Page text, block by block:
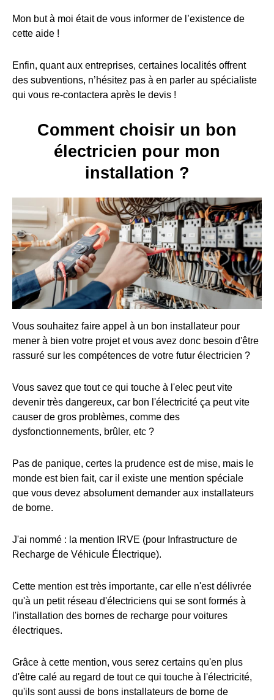
Mon but à moi était de vous informer de l’existence de
cette aide !
Enfin, quant aux entreprises, certaines localités offrent
des subventions, n’hésitez pas à en parler au spécialiste
qui vous re-contactera après le devis !
Comment choisir un bon
électricien pour mon
installation ?
Vous souhaitez faire appel à un bon installateur pour
mener à bien votre projet et vous avez donc besoin d'être
rassuré sur les compétences de votre futur électricien ?
Vous savez que tout ce qui touche à l'elec peut vite
devenir très dangereux, car bon l'électricité ça peut vite
causer de gros problèmes, comme des
dysfonctionnements, brûler, etc ?
Pas de panique, certes la prudence est de mise, mais le
monde est bien fait, car il existe une mention spéciale
que vous devez absolument demander aux installateurs
de borne.
J'ai nommé : la mention IRVE (pour Infrastructure de
Recharge de Véhicule Électrique).
Cette mention est très importante, car elle n'est délivrée
qu'à un petit réseau d'électriciens qui se sont formés à
l'installation des bornes de recharge pour voitures
électriques.
Grâce à cette mention, vous serez certains qu'en plus
d'être calé au regard de tout ce qui touche à l'électricité,
qu'ils sont aussi de bons installateurs de borne de